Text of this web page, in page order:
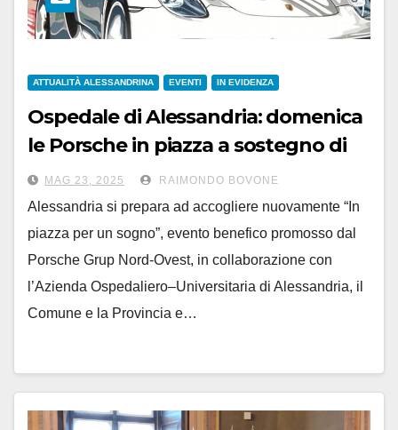
ATTUALITÀ ALESSANDRINA EVENTI IN EVIDENZA
Ospedale di Alessandria: domenica
le Porsche in piazza a sostegno di
Chirurgia Pediatrica
MAG 23, 2025 RAIMONDO BOVONE
Alessandria si prepara ad accogliere nuovamente “In
piazza per un sogno”, evento benefico promosso dal
Porsche Grup Nord-Ovest, in collaborazione con
l’Azienda Ospedaliero–Universitaria di Alessandria, il
Comune e la Provincia e…